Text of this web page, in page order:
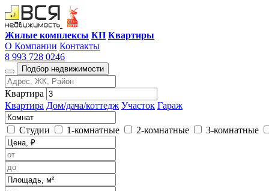
Жилые комплексы КП Квартиры
О Компании Контакты
8 993 728 0246
Подбор недвижимости
Квартира
Квартира Дом/дача/коттедж Участок Гараж
Студии 1-комнатные 2-комнатные 3-комнатные